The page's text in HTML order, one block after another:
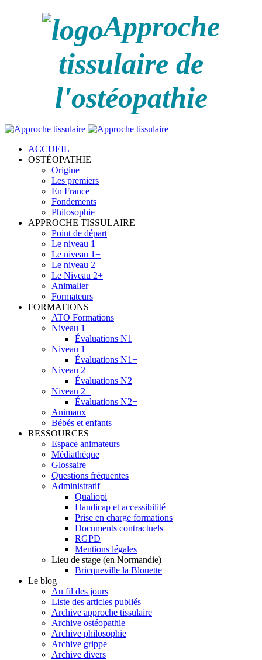
Approche
tissulaire de
l'ostéopathie
ACCUEIL
OSTÉOPATHIE
Origine
Les premiers
En France
Fondements
Philosophie
APPROCHE TISSULAIRE
Point de départ
Le niveau 1
Le niveau 1+
Le niveau 2
Le Niveau 2+
Animalier
Formateurs
FORMATIONS
ATO Formations
Niveau 1
Évaluations N1
Niveau 1+
Évaluations N1+
Niveau 2
Évaluations N2
Niveau 2+
Évaluations N2+
Animaux
Bébés et enfants
RESSOURCES
Espace animateurs
Médiathèque
Glossaire
Questions fréquentes
Administratif
Qualiopi
Handicap et accessibilité
Prise en charge formations
Documents contractuels
RGPD
Mentions légales
Lieu de stage (en Normandie)
Bricqueville la Blouette
Le blog
Au fil des jours
Liste des articles publiés
Archive approche tissulaire
Archive ostéopathie
Archive philosophie
Archive grippe
Archive divers